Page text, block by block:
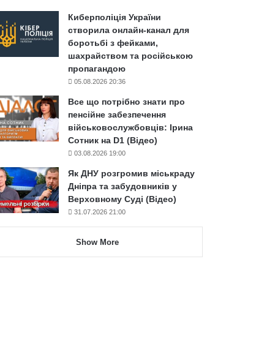
Киберполіція України
створила онлайн-канал для
боротьбі з фейками,
шахрайством та російською
пропагандою
05.08.2026 20:36
Все що потрібно знати про
пенсійне забезпечення
військовослужбовців: Ірина
Сотник на D1 (Відео)
03.08.2026 19:00
Як ДНУ розгромив міськраду
Дніпра та забудовників у
Верховному Суді (Відео)
31.07.2026 21:00
Show More